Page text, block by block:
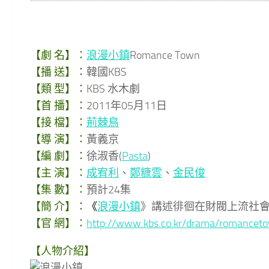
【劇 名】： 浪漫小鎮Romance Town
【播 送】： 韓國KBS
【類 型】： KBS 水木劇
【首 播】： 2011年05月11日
【接 檔】： 荊棘鳥
【導 演】： 黃義京
【編 劇】： 徐淑香(Pasta)
【主 演】： 成宥利 、 鄭糠雲 、 金民俊
【集 數】： 預計24集
【簡 介】：
《浪漫小鎮》講述徘徊在財閥上流社
【官 網】： http://www.kbs.co.kr/drama/
【人物介紹】